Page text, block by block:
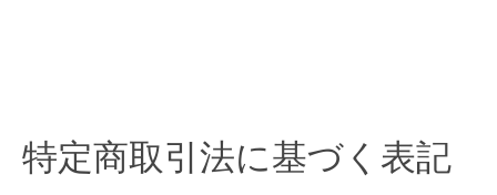
特定商取引法に基づく表記